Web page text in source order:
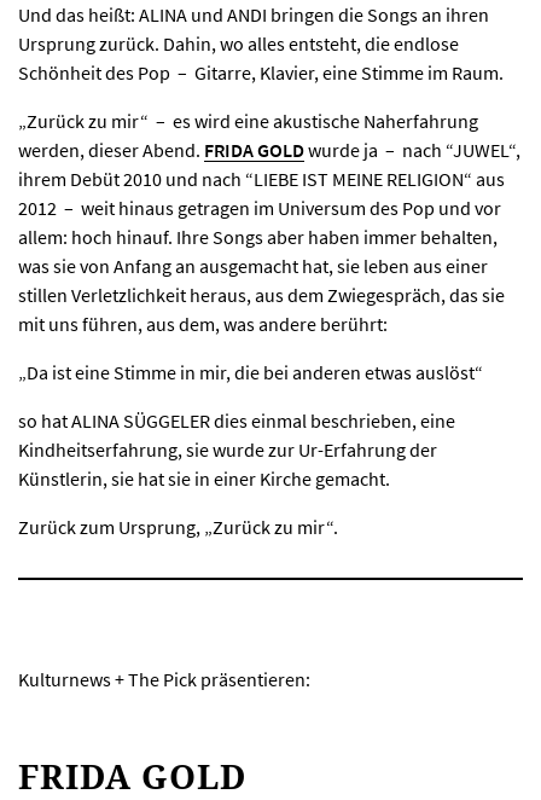
Und das heißt: ALINA und ANDI bringen die Songs an ihren
Ursprung zurück. Dahin, wo alles entsteht, die endlose
Schönheit des Pop – Gitarre, Klavier, eine Stimme im Raum.
„Zurück zu mir“ – es wird eine akustische Naherfahrung
werden, dieser Abend. FRIDA GOLDwurde ja – nach “JUWEL“,
ihrem Debüt 2010 und nach “LIEBE IST MEINE RELIGION“ aus
2012 – weit hinaus getragen im Universum des Pop und vor
allem: hoch hinauf. Ihre Songs aber haben immer behalten,
was sie von Anfang an ausgemacht hat, sie leben aus einer
stillen Verletzlichkeit heraus, aus dem Zwiegespräch, das sie
mit uns führen, aus dem, was andere berührt:
„Da ist eine Stimme in mir, die bei anderen etwas auslöst“
so hat ALINA SÜGGELER dies einmal beschrieben, eine
Kindheitserfahrung, sie wurde zur Ur-Erfahrung der
Künstlerin, sie hat sie in einer Kirche gemacht.
Zurück zum Ursprung, „Zurück zu mir“.
Kulturnews + The Pick präsentieren:
FRIDA GOLD